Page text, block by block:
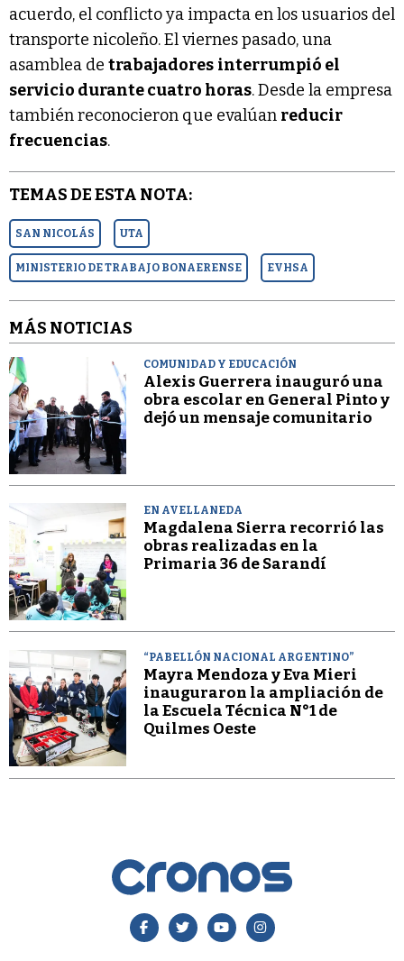
acuerdo, el conflicto ya impacta en los usuarios del
transporte nicoleño. El viernes pasado, una
asamblea de trabajadores interrumpió el
servicio durante cuatro horas. Desde la empresa
también reconocieron que evalúan reducir
frecuencias.
TEMAS DE ESTA NOTA:
SAN NICOLÁS UTA
MINISTERIO DE TRABAJO BONAERENSE EVHSA
MÁS NOTICIAS
COMUNIDAD Y EDUCACIÓN
Alexis Guerrera inauguró una
obra escolar en General Pinto y
dejó un mensaje comunitario
EN AVELLANEDA
Magdalena Sierra recorrió las
obras realizadas en la
Primaria 36 de Sarandí
“PABELLÓN NACIONAL ARGENTINO”
Mayra Mendoza y Eva Mieri
inauguraron la ampliación de
la Escuela Técnica N°1 de
Quilmes Oeste